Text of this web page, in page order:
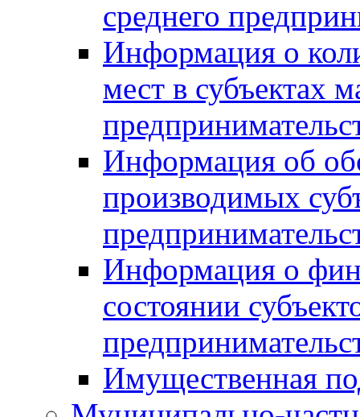
среднего
Информация о
мест в субъектах
Информация об
производимых
Информация о
состоянии
Имущественная